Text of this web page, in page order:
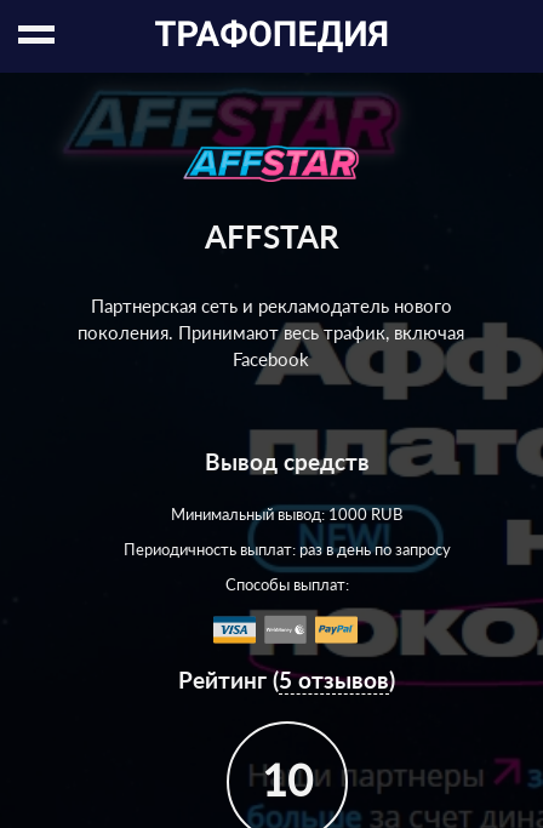
AFFSTAR
Партнерская сеть и рекламодатель нового
поколения. Принимают весь трафик, включая
Facebook
Вывод средств
Минимальный вывод: 1000 RUB
Периодичность выплат: раз в день по запросу
Способы выплат:
Рейтинг (5 отзывов)
10